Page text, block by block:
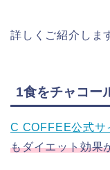
詳しくご紹介しま
1食をチャコー
C COFFEE公式サ
もダイエット効果